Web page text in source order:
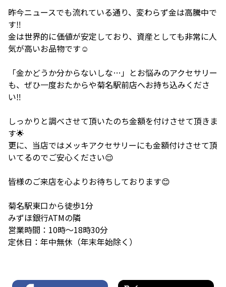
昨今ニュースでも流れている通り、変わらず金は高騰中で
す‼️
金は世界的に価値が安定しており、資産としても非常に人
気が高いお品物です☺️
「金かどうか分からないしな…」とお悩みのアクセサリー
も、ぜひ一度おたからや菊名駅前店へお持ち込みくださ
い‼️
しっかりと調べさせて頂いたのち金額を付けさせて頂きま
す🌟
更に、当店ではメッキアクセサリーにも金額付けさせて頂
いてるのでご安心ください😌
皆様のご来店を心よりお待ちしております😊
菊名駅東口から徒歩1分
みずほ銀行ATMの隣
営業時間：10時～18時30分
定休日：年中無休（年末年始除く）